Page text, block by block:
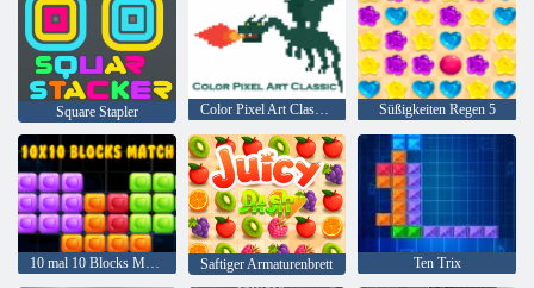
Square Stapler Color Pixel Art Classic Classic Süßigkeiten Regen 5
10 mal 10 Blocks Match Saftiger Armaturenbrett Ten Trix